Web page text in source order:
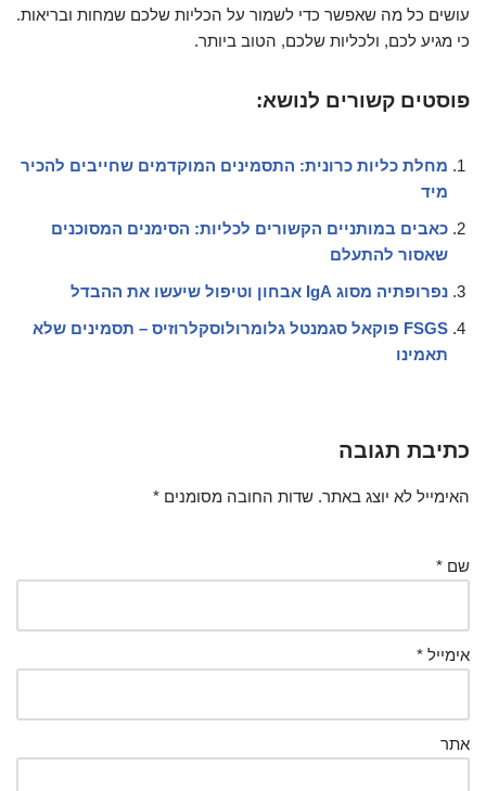
עושים כל מה שאפשר כדי לשמור על הכליות שלכם שמחות ובריאות.
כי מגיע לכם, ולכליות שלכם, הטוב ביותר.
פוסטים קשורים לנושא:
מחלת כליות כרונית: התסמינים המוקדמים שחייבים להכיר
מיד
כאבים במותניים הקשורים לכליות: הסימנים המסוכנים
שאסור להתעלם
נפרופתיה מסוג IgA אבחון וטיפול שיעשו את ההבדל
FSGS פוקאל סגמנטל גלומרולוסקלרוזיס – תסמינים שלא
תאמינו
כתיבת תגובה
האימייל לא יוצג באתר. שדות החובה מסומנים *
שם *
אימייל *
אתר